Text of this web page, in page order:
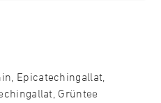
Epicatechingallat,
Grüntee